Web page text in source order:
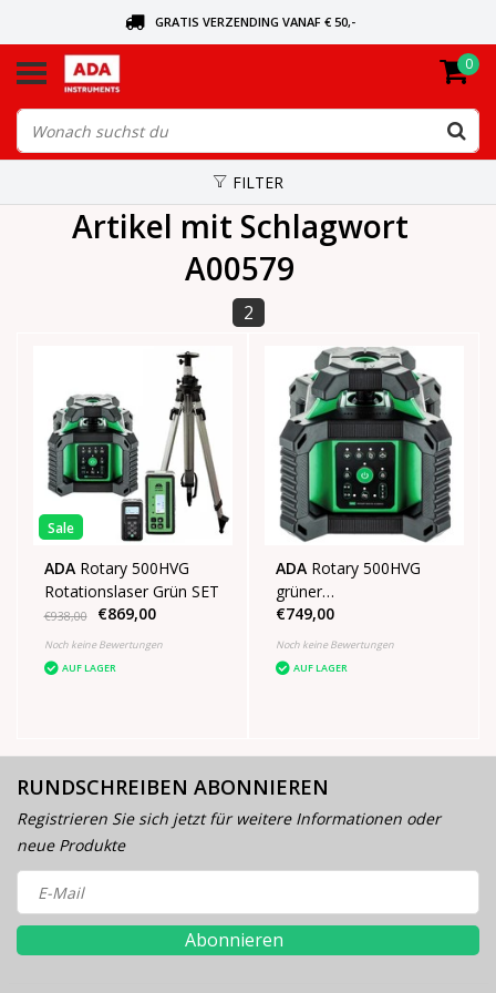
GRATIS VERZENDING VANAF € 50,-
VANDAAG BESTELD, VANDAAG VERZONDEN
0
FILTER
Artikel mit Schlagwort
A00579
2
Sale
ADA Rotary 500HVG
Rotationslaser Grün SET
€938,00 €869,00
Noch keine Bewertungen
AUF LAGER
ADA Rotary 500HVG
grüner
Rotationsbaulaser
€749,00
Noch keine Bewertungen
AUF LAGER
RUNDSCHREIBEN ABONNIEREN
Registrieren Sie sich jetzt für weitere Informationen oder
neue Produkte
Abonnieren